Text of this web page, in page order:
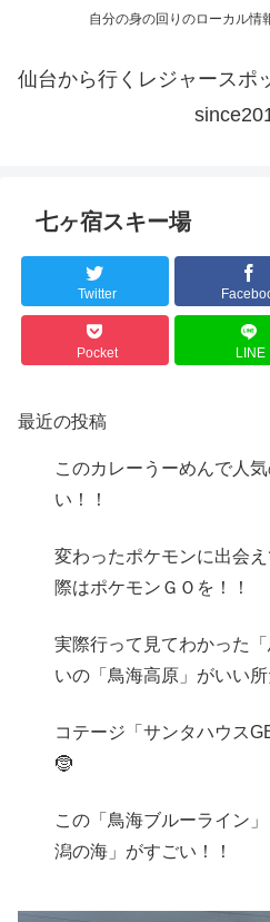
自分の身の回りのローカル情
仙台から行くレジャース
七ヶ宿スキー場
Twitter
Pocket LINE
最近の投稿
このカレーうーめんで人
い！！
変わったポケモンに出会
際はポケモンＧＯを！！
実際行って見てわかった
いの「鳥海高原」がいい
コテージ「サンタハウス
🤶
この「鳥海ブルーライン
潟の海」がすごい！！